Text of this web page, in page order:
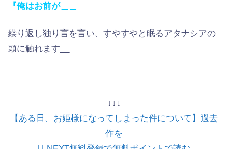
『俺はお前が＿＿
繰り返し独り言を言い、すやすやと眠るアタナシアの
頭に触れます__
↓↓↓
【ある日、お姫様になってしまった件について】過去
作を